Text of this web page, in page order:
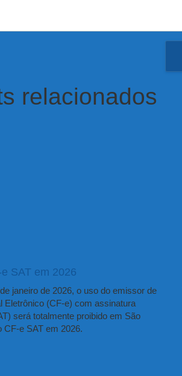
relacionados
SAT em 2026
janeiro de 2026, o uso do emissor de
Eletrônico (CF-e) com assinatura
será totalmente proibido em São
CF-e SAT em 2026.